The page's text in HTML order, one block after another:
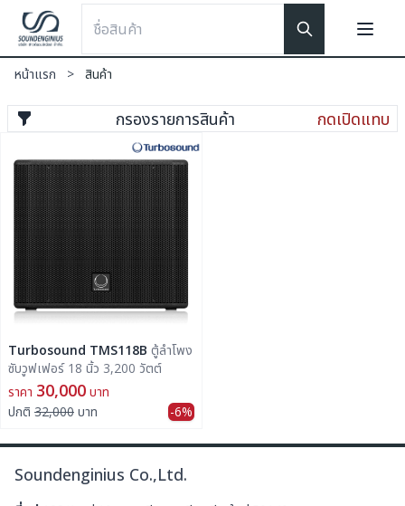
หน้าแรก > สินค้า
กรองรายการสินค้า กดเปิดแทบ
Turbosound TMS118B
ซับวูฟเฟอร์ 18 นิ้ว 3,200 วัตต์
ราคา 30,000 บาท
ปกติ 32,000 บาท -6%
Soundenginius Co.,Ltd.